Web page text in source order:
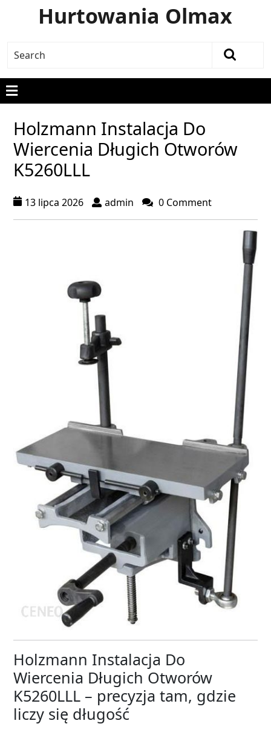
Hurtowania Olmax
Holzmann Instalacja Do
Wiercenia Długich Otworów
K5260LLL
13 lipca 2026 admin 0 Comment
Holzmann Instalacja Do
Wiercenia Długich Otworów
K5260LLL – precyzja tam, gdzie
liczy się długość